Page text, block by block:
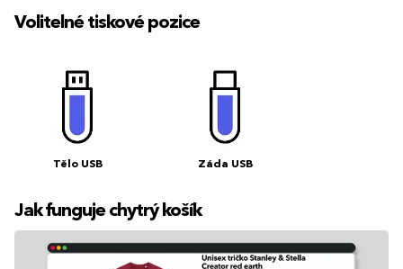
Volitelné tiskové pozice
Tělo USB Záda USB
Jak funguje chytrý košík